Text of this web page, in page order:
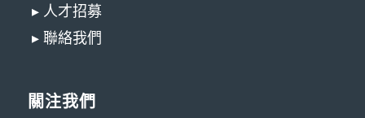
▸ 人才招募
▸ 聯絡我們
關注我們